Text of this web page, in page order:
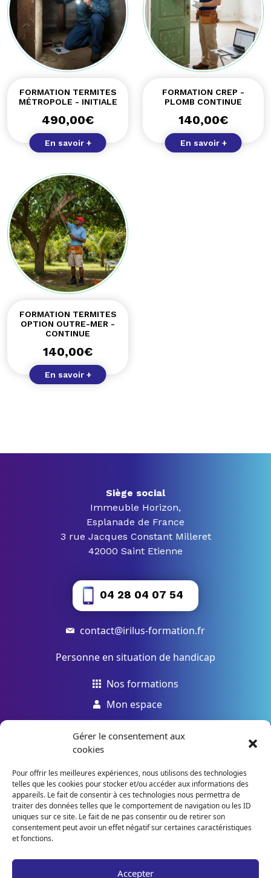
Gérer le consentement aux
cookies
Pour offrir les meilleures expériences, nous utilisons des technologies
telles que les cookies pour stocker et/ou accéder aux informations des
appareils. Le fait de consentir à ces technologies nous permettra de
traiter des données telles que le comportement de navigation ou les ID
uniques sur ce site. Le fait de ne pas consentir ou de retirer son
consentement peut avoir un effet négatif sur certaines caractéristiques
et fonctions.
Accepter
FORMATION TERMITES
MÉTROPOLE - INITIALE
490,00€
En savoir +
FORMATION CREP -
PLOMB CONTINUE
140,00€
En savoir +
FORMATION TERMITES
OPTION OUTRE-MER -
CONTINUE
140,00€
En savoir +
Siège social
Immeuble Horizon,
Esplanade de France
3 rue Jacques Constant Milleret
42000 Saint Etienne
04 28 04 07 54
contact@irilus-formation.fr
Personne en situation de handicap
Nos formations
Mon espace
Mentions légales|Données personnelles